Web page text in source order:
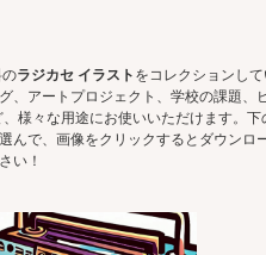
ラジカセ イラストをコレクションし
、アートプロジェクト、学校の課題、
様々な用途にお使いいただけます。下
んで、画像をクリックするとダウンロ
い！